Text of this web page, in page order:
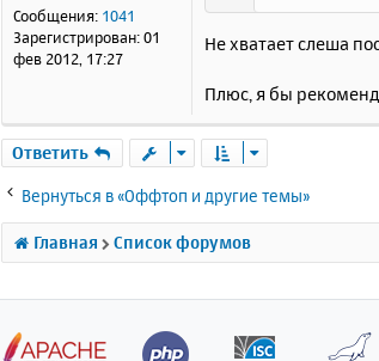
Сообщения: 1041
Зарегистрирован:01
фев 2012, 17:27
е
и
Не хватает слеша
Плюс, я бы
Ответить
Вернуться в «Оффтоп и другие темы»
Главная Список форумов